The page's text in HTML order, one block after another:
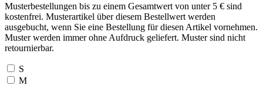
Musterbestellungen bis zu einem Gesamtwert von unter 5 € sind
kostenfrei. Musterartikel über diesem Bestellwert werden
ausgebucht, wenn Sie eine Bestellung für diesen Artikel vornehmen.
Muster werden immer ohne Aufdruck geliefert. Muster sind nicht
retournierbar.
S
M